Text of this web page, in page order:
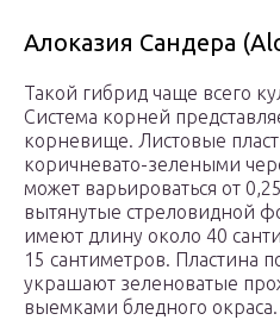
Алоказия Сандера
Такой гибрид чаще всего
Система корней
корневище. Листовые
коричневато-зелеными
может варьироваться от
вытянутые стреловидной
имеют длину около 40
15 сантиметров. Пластина
украшают зеленоватые
выемками бледного окраса.